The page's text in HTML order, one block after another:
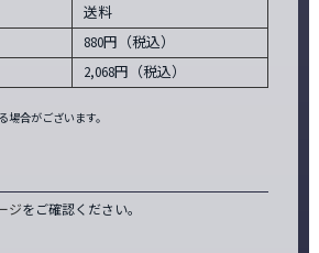
送料
880円（税込）
2,068円（税込）
合がございます。
ジをご確認ください。